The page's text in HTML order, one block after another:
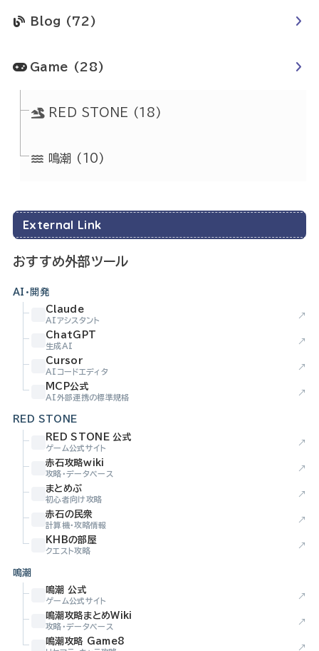
Blog (72)
Game (28)
RED STONE (18)
鳴潮 (10)
External Link
おすすめ外部ツール
AI・開発
Claude
AIアシスタント
↗
ChatGPT
生成AI
↗
Cursor
AIコードエディタ
↗
MCP公式
AI外部連携の標準規格
↗
RED STONE
RED STONE 公式
ゲーム公式サイト
↗
赤石攻略wiki
攻略・データベース
↗
まとめぶ
初心者向け攻略
↗
赤石の民衆
計算機・攻略情報
↗
KHBの部屋
クエスト攻略
↗
鳴潮
鳴潮 公式
ゲーム公式サイト
↗
鳴潮攻略まとめWiki
攻略・データベース
↗
鳴潮攻略 Game8
↗